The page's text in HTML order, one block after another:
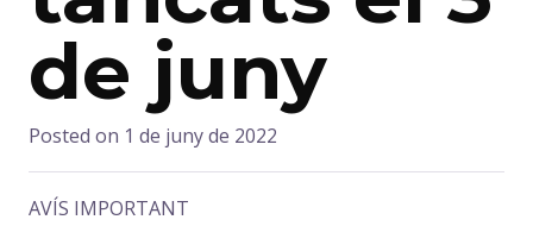
de juny
Posted on 1 de juny de 2022
AVÍS IMPORTANT